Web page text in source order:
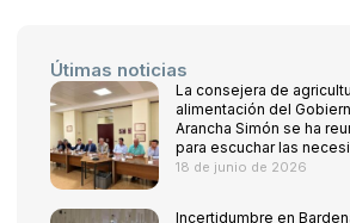
Útimas noticias
La consejera de
alimentación del
Arancha Simón se ha
para escuchar las
18 de junio de 2026
Incertidumbre en